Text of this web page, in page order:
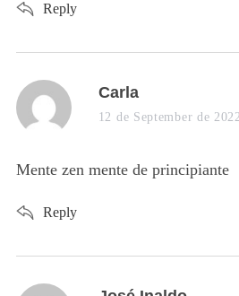
Reply
s
a
s
Carla
12 de September de
Mente zen mente de principiante
Reply